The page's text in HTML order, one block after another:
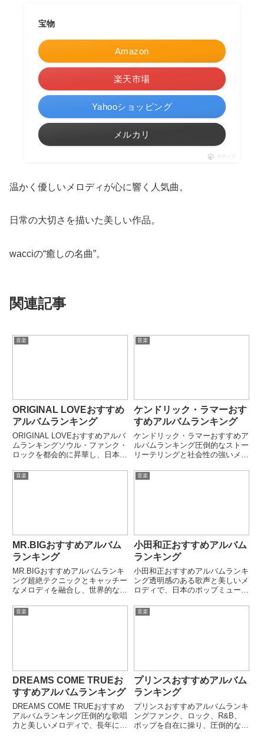
宝物
Amazon
楽天市場
Yahooショッピング
メルカリ
ポチップ
温かく優しいメロディが心に響く人気曲。
日常の大切さを描いた美しい作品。
wacciの“癒しの名曲”。
関連記事
音楽
ORIGINAL LOVEおすすめ
アルバムランキング
ORIGINAL LOVEおすすめアルバ
ムランキングソウル・ファンク・
ロックを都会的に昇華し、日本の
吹き込んだORIGINAL LOVE。
音楽
ケンドリック・ラマーおす
すめアルバムランキング
ケンドリック・ラマーおすすめア
ルバムランキング圧倒的なストー
リーテリングと社会性の強いメッ
徴する存在となったケンドリッ
音楽
MR.BIGおすすめアルバム
ランキング
MR.BIGおすすめアルバムランキ
ング超絶テクニックとキャッチー
なメロディを融合し、世界的な人
Into It」「Mr.Big」「Bump
Ahead」など、ハードロックとバ
音楽
小田和正おすすめアルバム
ランキング
小田和正おすすめアルバムランキ
ング透明感のある歌声と美しいメ
ロディで、日本のポップミュージ
ガーソングライター。優しく寄り
添う歌詞と繊細なアレンジが、多
音楽
DREAMS COME TRUEお
すすめアルバムランキング
DREAMS COME TRUEおすすめ
アルバムランキング圧倒的な歌唱
力と美しいメロディで、長年にわ
音楽
プリンスおすすめアルバム
ランキング
プリンスおすすめアルバムランキ
ングファンク、ロック、R&B、
ポップを自在に操り、圧倒的な才